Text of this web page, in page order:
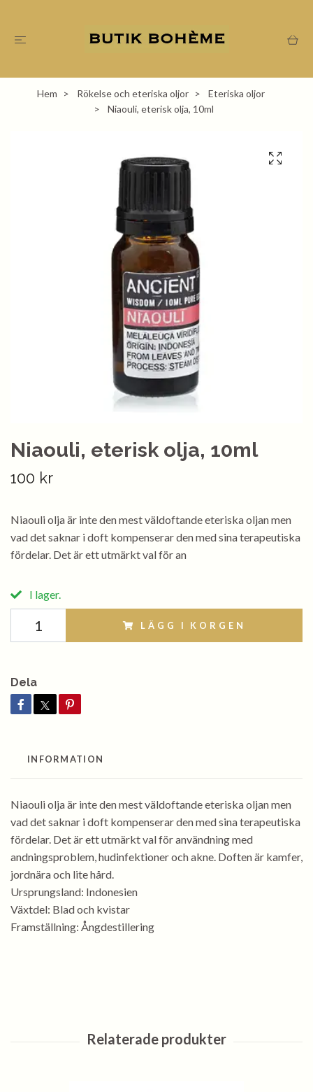
Hem Rökelse och eteriska oljor
Eteriska oljor
Niaouli, eterisk olja, 10ml
Niaouli, eterisk olja, 10ml
100 kr
Niaouli olja är inte den mest väldoftande eteriska oljan men
vad det saknar i doft kompenserar den med sina terapeutiska
fördelar. Det är ett utmärkt val för an
I lager.
LÄGG I KORGEN
Dela
INFORMATION
Niaouli olja är inte den mest väldoftande eteriska oljan men
vad det saknar i doft kompenserar den med sina terapeutiska
fördelar. Det är ett utmärkt val för användning med
andningsproblem, hudinfektioner och akne. Doften är kamfer,
jordnära och lite hård.
Ursprungsland: Indonesien
Växtdel: Blad och kvistar
Framställning: Ångdestillering